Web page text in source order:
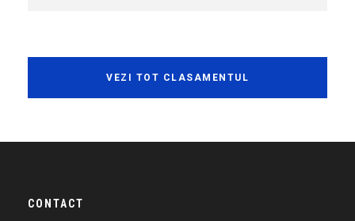
VEZI TOT CLASAMENTUL
CONTACT